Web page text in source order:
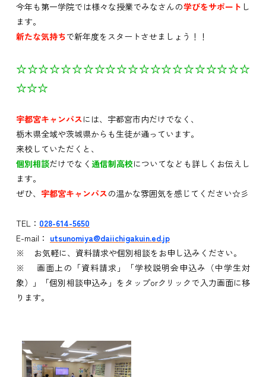
今年も第一学院では様々な授業でみなさんの学びをサポート し
ます。
新たな気持ちで新年度をスタートさせましょう！！
☆☆☆☆☆☆☆☆☆☆☆☆☆☆☆☆☆☆☆☆☆
☆☆☆
宇都宮キャンパスには、宇都宮市内だけでなく、
栃木県全域や茨城県からも生徒が通っています。
来校していただくと、
個別相談だけでなく 通信制高校についてなども詳しくお伝えし
ます。
ぜひ、 宇都宮キャンパスの温かな雰囲気を感じてください☆彡
TEL： 028-614-5650
E-mail： utsunomiya@daiichigakuin.ed.jp
※ お気軽に、資料請求や個別相談をお申し込みください。
※ 画面上の「資料請求」「学校説明会申込み（中学生対
象）」「個別相談申込み」をタップorクリックで入力画面に移
ります。